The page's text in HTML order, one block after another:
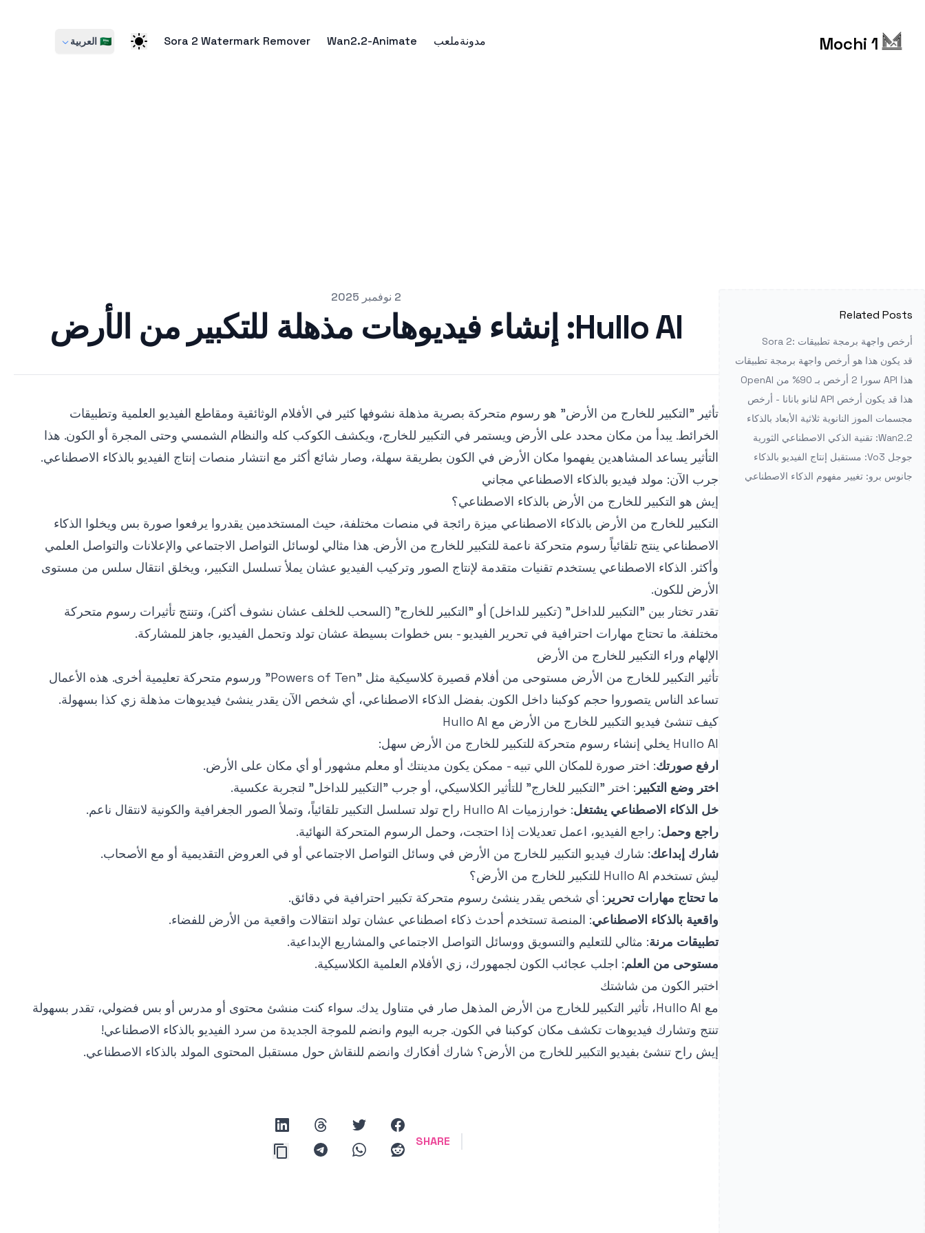
Mochi 1 مدونةملعب Wan2.2-Animate
Sora 2 Watermark Remover 🇸🇦 العربية
Related Posts
أرخص واجهة برمجة تطبيقات Sora 2:
Defapi مقابل OpenAI مقابل fal.ai
قد يكون هذا هو أرخص واجهة برمجة تطبيقات
Nano Banana 2 على الإطلاق
هذا API سورا 2 أرخص بـ 90% من OpenAI
الرسمي - أفضل قيمة لإنتاج الفيديو
هذا قد يكون أرخص API لنانو بانانا - أرخص
مجسمات الموز النانوية ثلاثية الأبعاد بالذكاء
الاصطناعي: دليل الإنشاء المتكامل
Wan2.2: تقنية الذكي الاصطناعي الثورية
لإنتاج الفيديو تغير صناعة الإبداع
جوجل Vo3: مستقبل إنتاج الفيديو بالذكاء
الاصطناعي
جانوس برو: تغيير مفهوم الذكاء الاصطناعي
2 نوفمبر 2025
Hullo AI: إنشاء فيديوهات مذهلة للتكبير من الأرض
تأثير "التكبير للخارج من الأرض" هو رسوم متحركة بصرية مذهلة نشوفها كثير في الأفلام الوثائقية ومقاطع الفيديو العلمية وتطبيقات
الخرائط. يبدأ من مكان محدد على الأرض ويستمر في التكبير للخارج، ويكشف الكوكب كله والنظام الشمسي وحتى المجرة أو الكون. هذا
التأثير يساعد المشاهدين يفهموا مكان الأرض في الكون بطريقة سهلة، وصار شائع أكثر مع انتشار منصات إنتاج الفيديو بالذكاء الاصطناعي.
جرب الآن: مولد فيديو بالذكاء الاصطناعي مجاني
إيش هو التكبير للخارج من الأرض بالذكاء الاصطناعي؟
التكبير للخارج من الأرض بالذكاء الاصطناعي ميزة رائجة في منصات مختلفة، حيث المستخدمين يقدروا يرفعوا صورة بس ويخلوا الذكاء
الاصطناعي ينتج تلقائياً رسوم متحركة ناعمة للتكبير للخارج من الأرض. هذا مثالي لوسائل التواصل الاجتماعي والإعلانات والتواصل العلمي
وأكثر. الذكاء الاصطناعي يستخدم تقنيات متقدمة لإنتاج الصور وتركيب الفيديو عشان يملأ تسلسل التكبير، ويخلق انتقال سلس من مستوى
الأرض للكون.
تقدر تختار بين "التكبير للداخل" (تكبير للداخل) أو "التكبير للخارج" (السحب للخلف عشان نشوف أكثر)، وتنتج تأثيرات رسوم متحركة
مختلفة. ما تحتاج مهارات احترافية في تحرير الفيديو - بس خطوات بسيطة عشان تولد وتحمل الفيديو، جاهز للمشاركة.
الإلهام وراء التكبير للخارج من الأرض
تأثير التكبير للخارج من الأرض مستوحى من أفلام قصيرة كلاسيكية مثل "Powers of Ten" ورسوم متحركة تعليمية أخرى. هذه الأعمال
تساعد الناس يتصوروا حجم كوكبنا داخل الكون. بفضل الذكاء الاصطناعي، أي شخص الآن يقدر ينشئ فيديوهات مذهلة زي كذا بسهولة.
كيف تنشئ فيديو التكبير للخارج من الأرض مع Hullo AI
Hullo AI يخلي إنشاء رسوم متحركة للتكبير للخارج من الأرض سهل:
ارفع صورتك: اختر صورة للمكان اللي تبيه - ممكن يكون مدينتك أو معلم مشهور أو أي مكان على الأرض.
اختر وضع التكبير : اختر "التكبير للخارج" للتأثير الكلاسيكي، أو جرب "التكبير للداخل" لتجربة عكسية.
خل الذكاء الاصطناعي يشتغل: خوارزميات Hullo AI راح تولد تسلسل التكبير تلقائياً، وتملأ الصور الجغرافية والكونية لانتقال ناعم.
راجع وحمل: راجع الفيديو، اعمل تعديلات إذا احتجت، وحمل الرسوم المتحركة النهائية.
شارك إبداعك: شارك فيديو التكبير للخارج من الأرض في وسائل التواصل الاجتماعي أو في العروض التقديمية أو مع الأصحاب.
ليش تستخدم Hullo AI للتكبير للخارج من الأرض؟
ما تحتاج مهارات تحرير : أي شخص يقدر ينشئ رسوم متحركة تكبير احترافية في دقائق.
واقعية بالذكاء الاصطناعي: المنصة تستخدم أحدث ذكاء اصطناعي عشان تولد انتقالات واقعية من الأرض للفضاء.
تطبيقات مرنة: مثالي للتعليم والتسويق ووسائل التواصل الاجتماعي والمشاريع الإبداعية.
مستوحى من العلم: اجلب عجائب الكون لجمهورك، زي الأفلام العلمية الكلاسيكية.
اختبر الكون من شاشتك
مع Hullo AI، تأثير التكبير للخارج من الأرض المذهل صار في متناول يدك. سواء كنت منشئ محتوى أو مدرس أو بس فضولي، تقدر بسهولة
تنتج وتشارك فيديوهات تكشف مكان كوكبنا في الكون. جربه اليوم وانضم للموجة الجديدة من سرد الفيديو بالذكاء الاصطناعي!
إيش راح تنشئ بفيديو التكبير للخارج من الأرض؟ شارك أفكارك وانضم للنقاش حول مستقبل المحتوى المولد بالذكاء الاصطناعي.
SHARE
facebook
twitter
threads
linkedin
reddit
whatsapp
telegram